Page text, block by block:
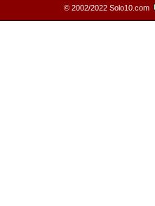
© 2002/2022 Solo10.com